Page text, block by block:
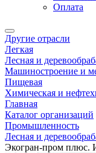
Оплата
Другие отрасли
Легкая
Лесная и
Машиностроение и
Пищевая
Химическая и
Главная
Каталог организаций
Промышленность
Лесная и
Экогран-пром плюс.